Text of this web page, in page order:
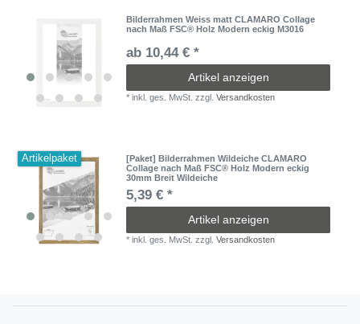
Bilderrahmen Weiss matt CLAMARO Collage
nach Maß FSC® Holz Modern eckig M3016
ab 10,44 € *
Artikel anzeigen
*inkl. ges. MwSt. zzgl.Versandkosten
Artikelpaket
[Paket] Bilderrahmen Wildeiche CLAMARO
Collage nach Maß FSC® Holz Modern eckig
30mm Breit Wildeiche
5,39 € *
Artikel anzeigen
*inkl. ges. MwSt. zzgl.Versandkosten